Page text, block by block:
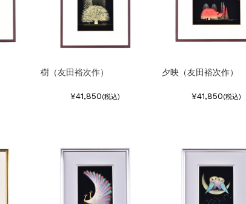
樹（友田裕次作）
¥41,850(税込)
夕映（友田裕次作）
¥41,850(税込)